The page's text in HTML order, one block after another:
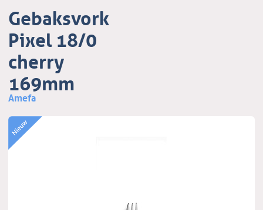
Gebaksvork
Pixel 18/0
cherry
169mm
Amefa